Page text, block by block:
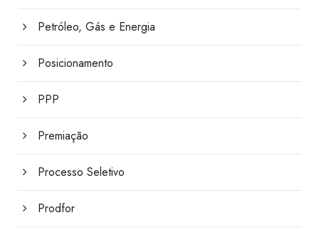
Petróleo, Gás e Energia
Posicionamento
PPP
Premiação
Processo Seletivo
Prodfor